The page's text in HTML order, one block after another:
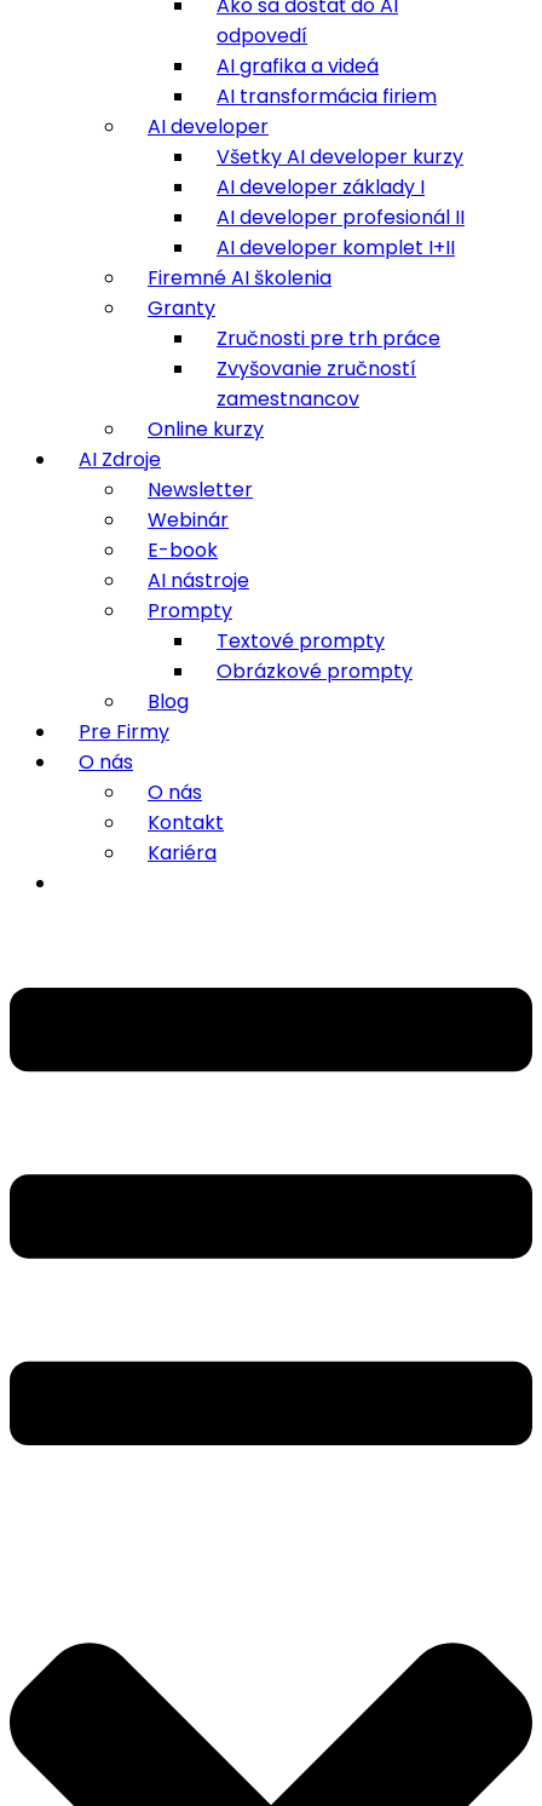
odpovedí
AI grafika a videá
AI transformácia firiem
AI developer
Všetky AI developer kurzy
AI developer základy I
AI developer profesionál II
AI developer komplet I+II
Firemné AI školenia
Granty
Zručnosti pre trh práce
Zvyšovanie zručností
zamestnancov
Online kurzy
AI Zdroje
Newsletter
Webinár
E-book
AI nástroje
Prompty
Textové prompty
Obrázkové prompty
Blog
Pre Firmy
O nás
O nás
Kontakt
Kariéra